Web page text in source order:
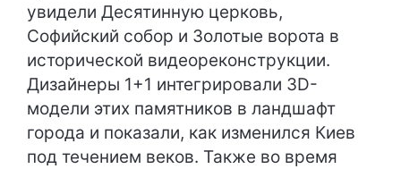
увидели Десятинную церковь,
Софийский собор и Золотые ворота в
исторической видеореконструкции.
Дизайнеры 1+1 интегрировали 3D-
модели этих памятников в ландшафт
города и показали, как изменился Киев
под течением веков. Также во время